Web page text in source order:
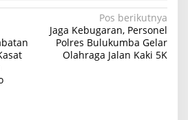
Pos berikutnya
Jaga Kebugaran, Personel
Polres Bulukumba Gelar
Olahraga Jalan Kaki 5K